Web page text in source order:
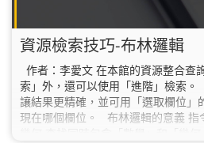
資源檢索技巧-布林邏輯
作者：李愛文 在本館的資源整合查
索」外，還可以使用「進階」檢索
讓結果更精確，並可用「選取欄位」
現在哪個欄位。 布林邏輯的意義 指